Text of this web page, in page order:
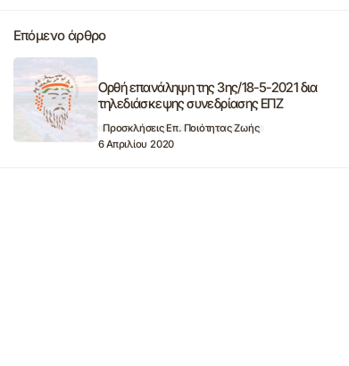
Επόμενο άρθρο
Ορθή επανάληψη της 3ης/18-5-2021 δια
τηλεδιάσκεψης συνεδρίασης ΕΠΖ
Προσκλήσεις Επ. Ποιότητας Ζωής
6 Απριλίου 2020